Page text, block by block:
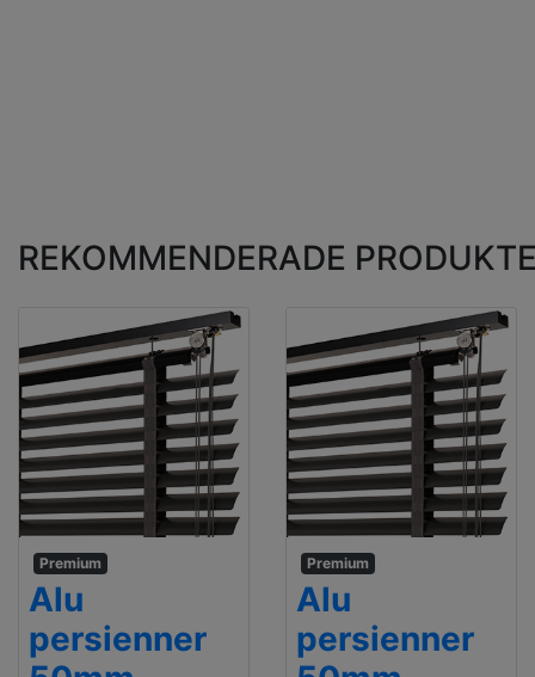
REKOMMENDERADE
Premium
Alu
persienner
Premium
Alu
persienner